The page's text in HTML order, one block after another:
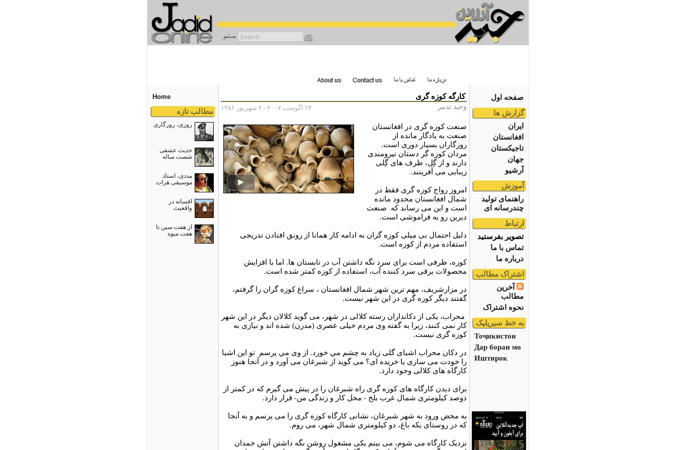
صفحه اول
گزارش ها
ایران
افغانستان
تاجیکستان
جهان
آرشیو
آموزش
راهنمای تولید
چندرسانه ای
ارتباط
تصویر بفرستید
تماس با ما
درباره ما
اشتراک مطالب
آخرین
مطالب
نحوه اشتراک
به خط سیریلیک
Тоҷикистон
Дар бораи мо
Иштирок
Home
مطالب تازه
روزی، روزگاری
حدیث عشقی
شصت ساله
مددی، استاد
موسیقی هرات
افسانه در
واقعیت
از هفت سین تا
هفت میوه
کارگه کوزه گرى
۲۴ اگوست ۲۰۰۷ - ۲ شهریور ۱۳۸۶ وحيد تدبير
صنعت كوزه گرى در افغانستان
صنعت به یادگار مانده از
روزگاران بسیار دوری است.
مردان کوزه گر دستان نیرومندی
دارند و از گِل، ظرف های گِلی
زیبایی می آفرینند.
امروز رواج کوزه گری فقط در
شمال افغانستان محدود مانده
است و این می رساند که صنعت
دیرین رو به فراموشی است.
دلیل احتمال بی میلی کوزه گران به ادامه کار همانا از رونق افتادن تدریجی
استفاده مردم از کوزه است.
کوزه، ظرفی است برای سرد نگه داشتن آب در تابستان ها. اما با افزایش
محصولات برقی سرد کننده آب، استفاده از کوزه کمتر شده است.
در مزارشريف، مهم ترین شهر شمال افغانستان ، سراغ كوزه گران را گرفتم،
گفتند ديگر كوزه گرى در اين شهر نیست.
محراب، يكى از دكانداران رسته كلالى در شهر، مى گويد كلالان ديگر در اين شهر
كار نمى كنند، زيرا به گفته وى مردم خيلى عصرى (مدرن)‌ شده اند و نيازى به
كوزه گرى نيست.
در دکان محراب اشيای گلی زياد به چشم مي خورد. از وی مي پرسم تو اين اشيا
را خودت مى سازی يا خريده ای؟ مى گويد از شبرغان مى آورد و در آنجا هنوز
کارگاه های کلالی وجود دارد.
برای ديدن کارگاه های کوزه گری راه شبرغان را در پيش مى گيرم که در کمتر از
دوصد کيلومتری شمال غرب بلخ - محل کار و زندگی من- قرار دارد.
به محض ورود به شهر شبرغان، نشانی کارگاه کوزه گری را مى پرسم و به آنجا
که در روستای يکه باغ، دو کيلومتری شمال شهر، مى روم.
نزديک کارگاه مى شوم، مى بينم يکی مشغول روشن نگه داشتن آتش خمدان